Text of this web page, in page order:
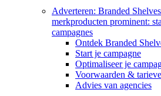
Adverteren: Branded Shelves
merkproducten prominent:
campagnes
Ontdek Branded
Start je campagne
Optimaliseer je
Voorwaarden &
Advies van agencies